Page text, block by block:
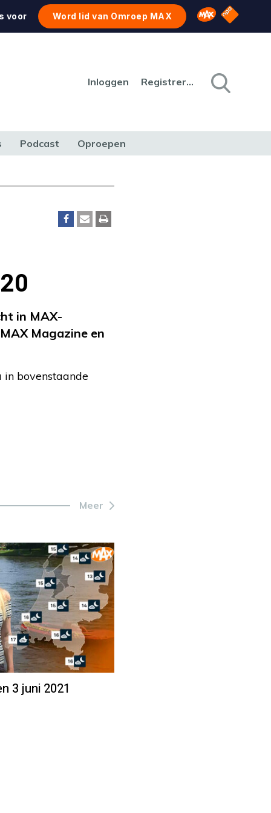
voor Word lid van Omroep MAX Omroep MAX
NPO
Inloggen Registreren
Podcast Oproepen
in MAX-
Magazine en
bovenstaande
Meer
3 juni 2021